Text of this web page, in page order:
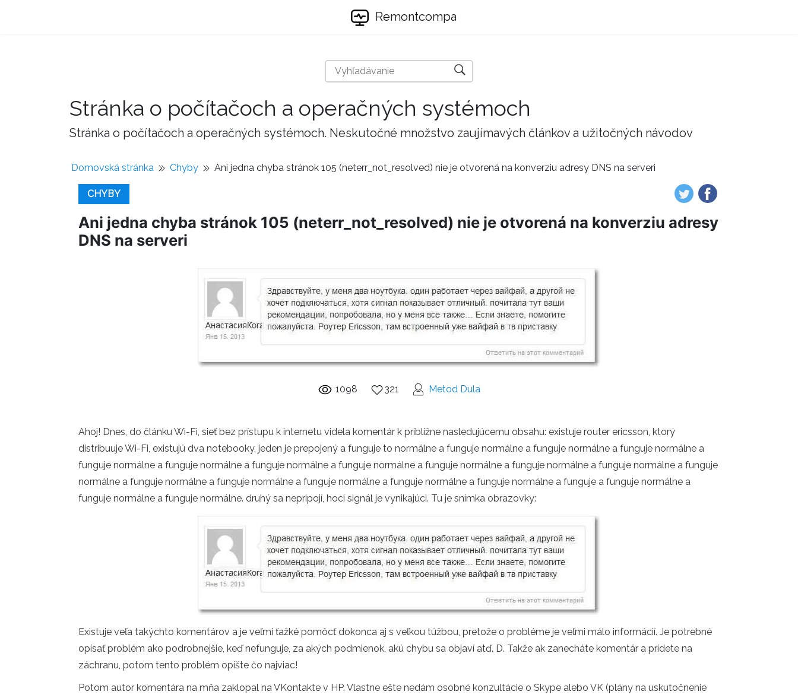
Remontcompa
Stránka o počítačoch a operačných systémoch
Stránka o počítačoch a operačných systémoch. Neskutočné množstvo zaujímavých článkov a užitočných návodov
Domovská stránka Chyby Ani jedna chyba stránok 105 (neterr_not_resolved) nie je otvorená na konverziu adresy DNS na serveri
CHYBY
Ani jedna chyba stránok 105 (neterr_not_resolved) nie je otvorená na konverziu adresy
DNS na serveri
1098 321 Metod Dula
Ahoj! Dnes, do článku Wi-Fi, sieť bez prístupu k internetu videla komentár k približne nasledujúcemu obsahu: existuje router ericsson, ktorý
distribuuje Wi-Fi, existujú dva notebooky, jeden je prepojený a funguje to normálne a funguje normálne a funguje normálne a funguje normálne a
funguje normálne a funguje normálne a funguje normálne a funguje normálne a funguje normálne a funguje normálne a funguje normálne a funguje
normálne a funguje normálne a funguje normálne a funguje normálne a funguje normálne a funguje normálne a funguje a funguje normálne a
funguje normálne a funguje normálne. druhý sa nepripojí, hoci signál je vynikajúci. Tu je snímka obrazovky:
Existuje veľa takýchto komentárov a je veľmi ťažké pomôcť dokonca aj s veľkou túžbou, pretože o probléme je veľmi málo informácií. Je potrebné
opísať problém ako podrobnejšie, keď nefunguje, za akých podmienok, akú chybu sa objaví atď. D. Takže ak zanecháte komentár a prídete na
záchranu, potom tento problém opíšte čo najviac!
Potom autor komentára na mňa zaklopal na VKontakte v HP. Vlastne ešte nedám osobné konzultácie o Skype alebo VK (plány na uskutočnenie